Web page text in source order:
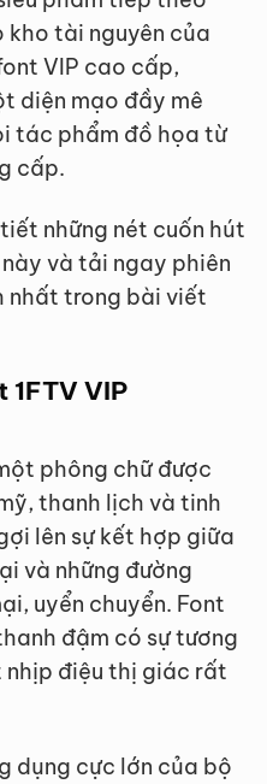
tài nguyên của
VIP cao cấp,
diện mạo đầy mê
tác phẩm đồ họa từ
cấp.
những nét cuốn hút
và tải ngay phiên
nhất trong bài viết
1FTV VIP
phông chữ được
thanh lịch và tinh
lên sự kết hợp giữa
và những đường
uyển chuyển. Font
đậm có sự tương
nhịp điệu thị giác rất
dụng cực lớn của bộ